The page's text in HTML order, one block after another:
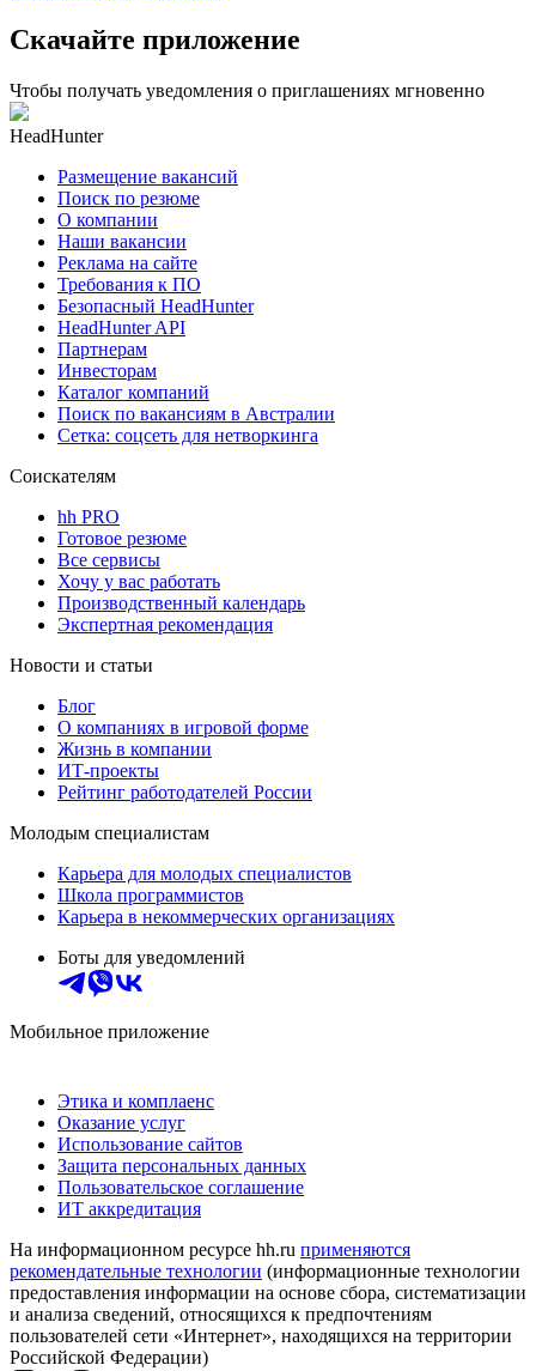
Скачайте приложение
Чтобы получать уведомления о приглашениях мгновенно
HeadHunter
Размещение вакансий
Поиск по резюме
О компании
Наши вакансии
Реклама на сайте
Требования к ПО
Безопасный HeadHunter
HeadHunter API
Партнерам
Инвесторам
Каталог компаний
Поиск по вакансиям в Австралии
Сетка: соцсеть для нетворкинга
Соискателям
hh PRO
Готовое резюме
Все сервисы
Хочу у вас работать
Производственный календарь
Экспертная рекомендация
Новости и статьи
Блог
О компаниях в игровой форме
Жизнь в компании
ИТ-проекты
Рейтинг работодателей России
Молодым специалистам
Карьера для молодых специалистов
Школа программистов
Карьера в некоммерческих организациях
Боты для уведомлений
Мобильное приложение
Этика и комплаенс
Оказание услуг
Использование сайтов
Защита персональных данных
Пользовательское соглашение
ИТ аккредитация
На информационном ресурсе hh.ru применяются
рекомендательные технологии (информационные технологии
предоставления информации на основе сбора, систематизации
и анализа сведений, относящихся к предпочтениям
пользователей сети «Интернет», находящихся на территории
Российской Федерации)